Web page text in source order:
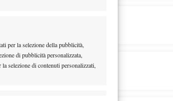
per la selezione della pubblicità,
di pubblicità personalizzata,
selezione di contenuti personalizzati,